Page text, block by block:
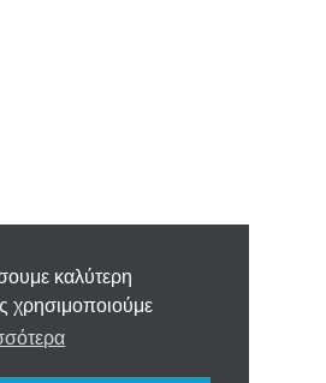
καλύτερη
χρησιμοποιούμε